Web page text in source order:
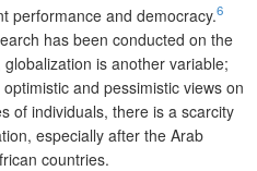
performance and democracy.6
has been conducted on the
is another variable;
and pessimistic views on
of individuals, there is a scarcity
especially after the Arab
countries.